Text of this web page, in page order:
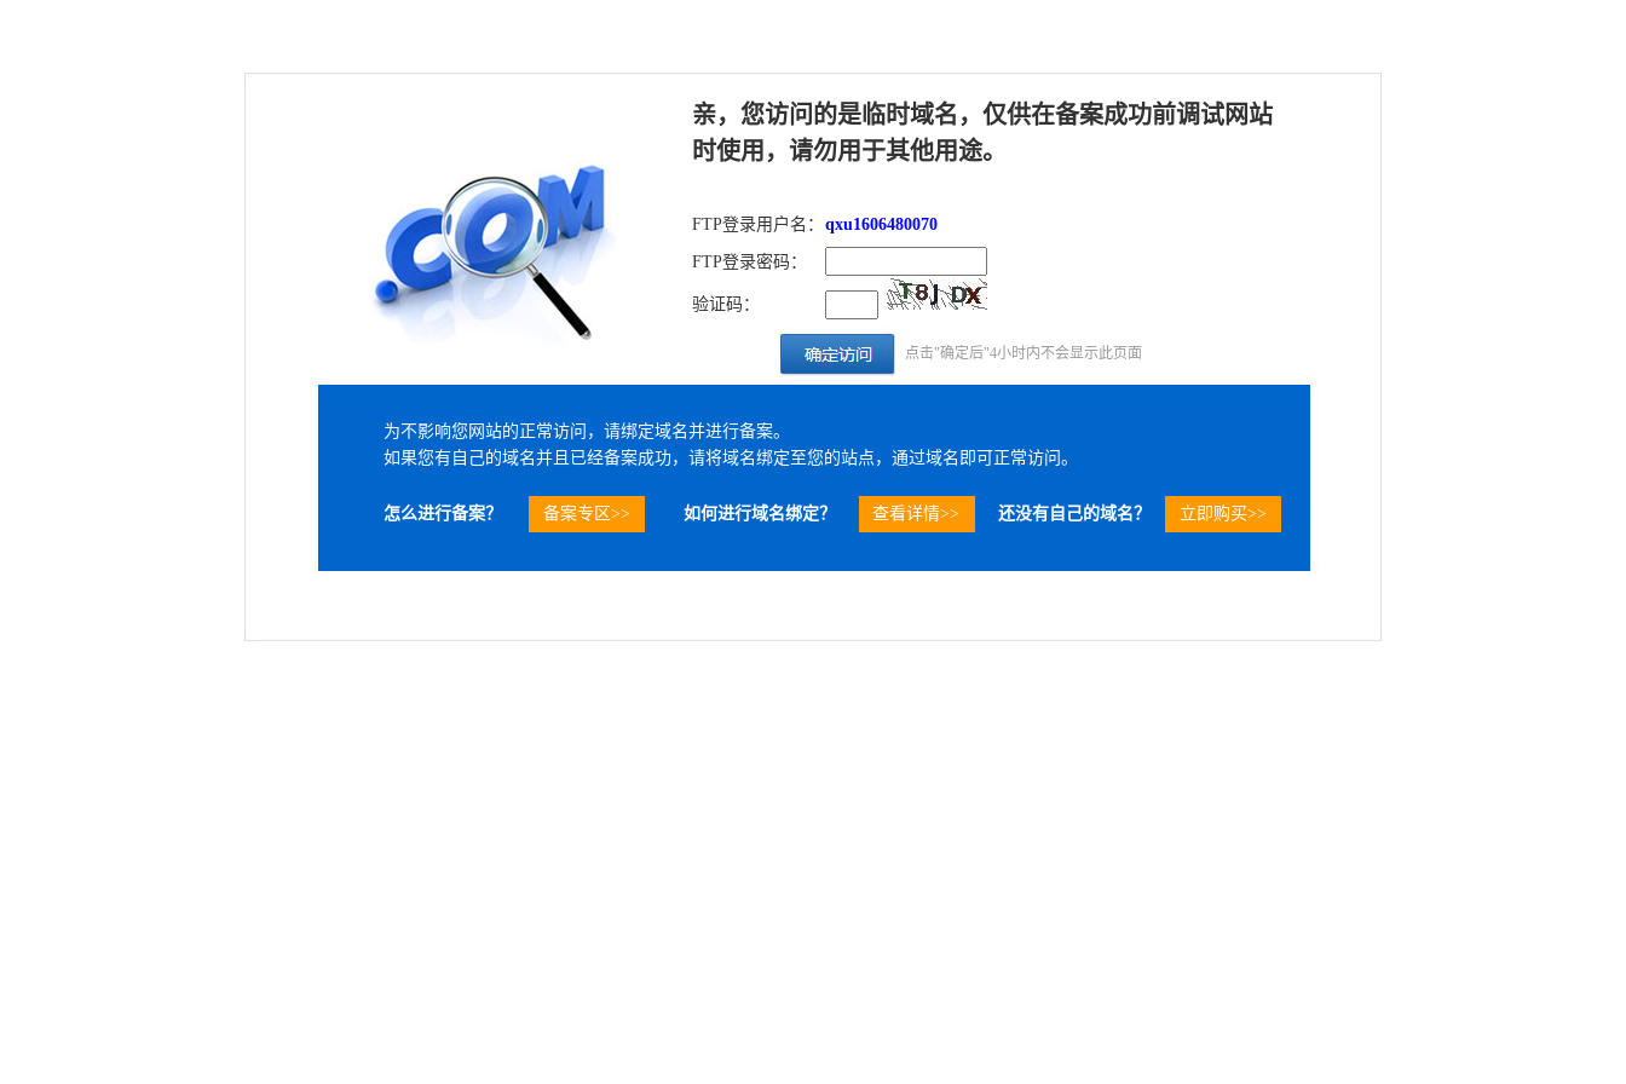
亲，您访问的是临时域名，仅供在备案成功前调试网站
时使用，请勿用于其他用途。
FTP登录用户名： qxu1606480070
FTP登录密码：
验证码：
点击"确定后"4小时内不会显示此页面
为不影响您网站的正常访问，请绑定域名并进行备案。
如果您有自己的域名并且已经备案成功，请将域名绑定至您的站点，通过域名即可正常访问。
还没有自己的域名？
备案专区>> 查看详情>> 立即购买>>
如何进行域名绑定？
怎么进行备案？